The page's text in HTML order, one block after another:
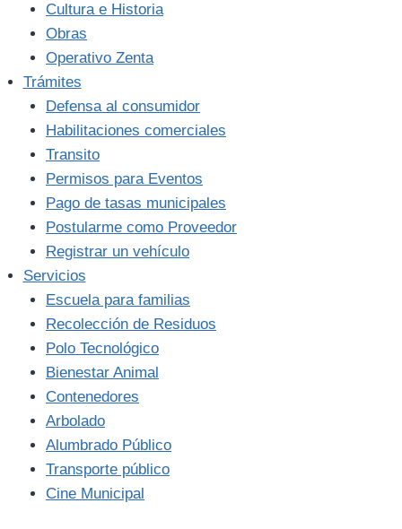
Cultura e Historia
Obras
Operativo Zenta
Trámites
Defensa al consumidor
Habilitaciones comerciales
Transito
Permisos para Eventos
Pago de tasas municipales
Postularme como Proveedor
Registrar un vehículo
Servicios
Escuela para familias
Recolección de Residuos
Polo Tecnológico
Bienestar Animal
Contenedores
Arbolado
Alumbrado Público
Transporte público
Cine Municipal